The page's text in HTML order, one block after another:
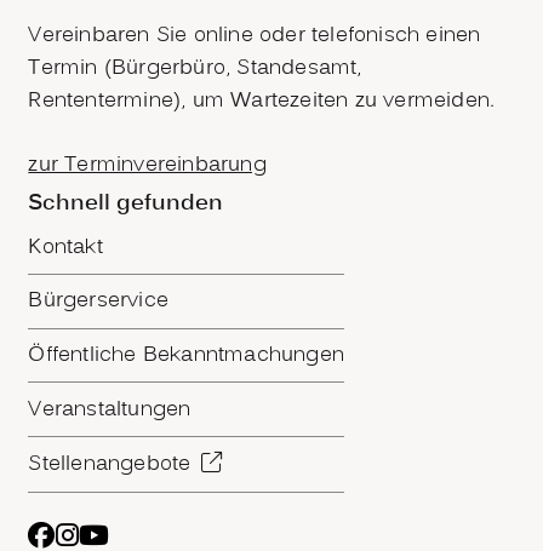
Vereinbaren Sie online oder telefonisch einen
Termin (Bürgerbüro, Standesamt,
Rententermine), um Wartezeiten zu vermeiden.
zur Terminvereinbarung
Schnell gefunden
Kontakt
Bürgerservice
Öffentliche Bekanntmachungen
Veranstaltungen
Stellenangebote